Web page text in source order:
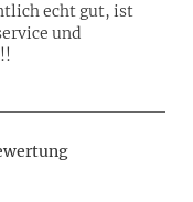
echt gut, ist
und